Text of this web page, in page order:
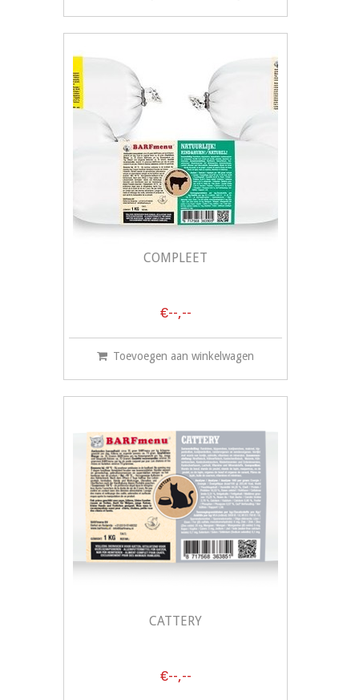
COMPLEET
€--,--
Toevoegen aan winkelwagen
CATTERY
€--,--